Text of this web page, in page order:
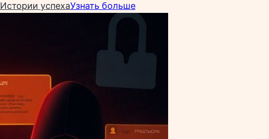
Истории успехаУзнать больше